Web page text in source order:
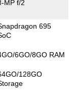
MP f/2
695
6GO/8GO RAM
128GO